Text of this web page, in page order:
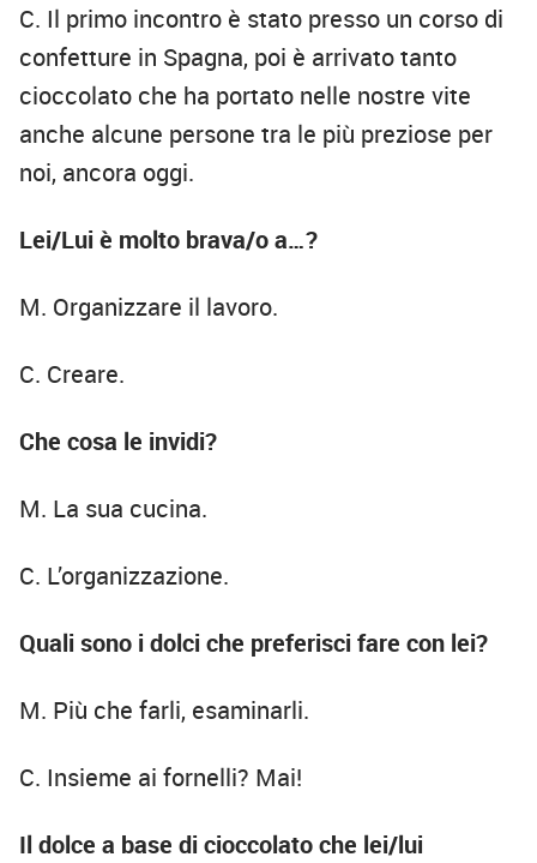
C. Il primo incontro è stato presso un corso di
confetture in Spagna, poi è arrivato tanto
cioccolato che ha portato nelle nostre vite
anche alcune persone tra le più preziose per
noi, ancora oggi.
Lei/Lui è molto brava/o a…?
M. Organizzare il lavoro.
C. Creare.
Che cosa le invidi?
M. La sua cucina.
C. L’organizzazione.
Quali sono i dolci che preferisci fare con lei?
M. Più che farli, esaminarli.
C. Insieme ai fornelli? Mai!
Il dolce a base di cioccolato che lei/lui